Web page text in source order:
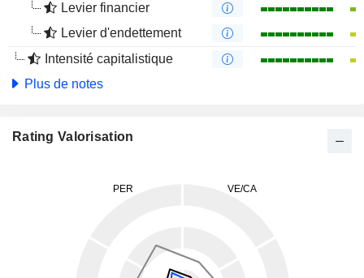
Levier financier
Levier d'endettement
Intensité capitalistique
Plus de notes
Rating Valorisation